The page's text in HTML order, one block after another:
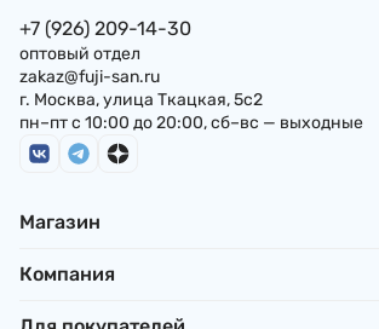
+7 (926) 209-14-30
оптовый отдел
zakaz@fuji-san.ru
г. Москва, улица Ткацкая, 5с2
пн–пт с 10:00 до 20:00, сб–вс — выходные
Магазин
Компания